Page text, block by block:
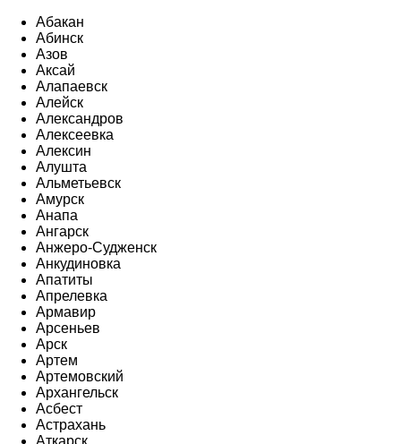
Абакан
Абинск
Азов
Аксай
Алапаевск
Алейск
Александров
Алексеевка
Алексин
Алушта
Альметьевск
Амурск
Анапа
Ангарск
Анжеро-Судженск
Анкудиновка
Апатиты
Апрелевка
Армавир
Арсеньев
Арск
Артем
Артемовский
Архангельск
Асбест
Астрахань
Аткарск